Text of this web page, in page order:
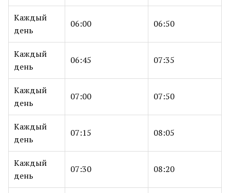
Каждый
день
06:00 06:50
Каждый
день
06:45 07:35
Каждый
день
07:00 07:50
Каждый
день
07:15 08:05
Каждый
день
07:30 08:20